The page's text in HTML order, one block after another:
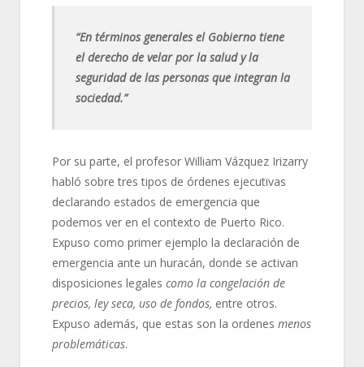
“En términos generales el Gobierno tiene
el derecho de velar por la salud y la
seguridad de las personas que integran la
sociedad.”
Por su parte, el profesor William Vázquez Irizarry
habló sobre tres tipos de órdenes ejecutivas
declarando estados de emergencia que
podemos ver en el contexto de Puerto Rico.
Expuso como primer ejemplo la declaración de
emergencia ante un huracán, donde se activan
disposiciones legales como la congelación de
precios, ley seca, uso de fondos, entre otros.
Expuso además, que estas son la ordenes menos
problemáticas.